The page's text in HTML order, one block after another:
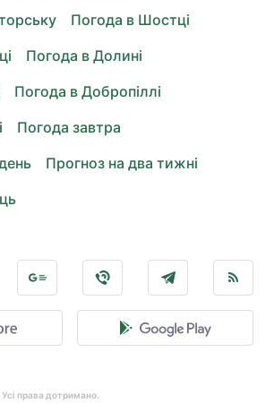
Погода в Шостці
Погода в Долині
Погода в Добропіллі
Погода завтра
Прогноз на два тижні
права дотримано.